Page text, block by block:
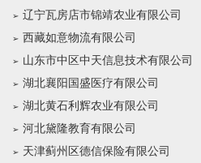
辽宁瓦房店市锦靖农业有限公司
西藏如意物流有限公司
山东市中区中天信息技术有限公司
湖北襄阳国盛医疗有限公司
湖北黄石利辉农业有限公司
河北黛隆教育有限公司
天津蓟州区德信保险有限公司